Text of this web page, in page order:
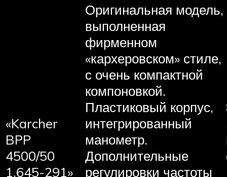
«Karcher
BPP
4500/50
1.645-291»
Оригинальная модель,
выполненная
фирменном
«кархеровском» стиле,
с очень компактной
компоновкой.
Пластиковый корпус,
интегрированный
манометр.
Дополнительные
регулировки частоты